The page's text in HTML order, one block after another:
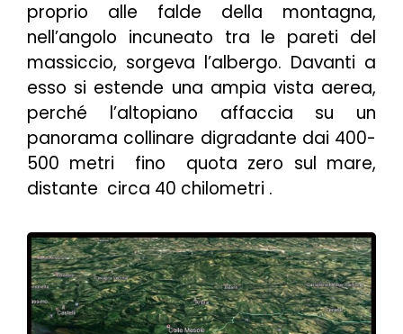
proprio alle falde della montagna,
nell’angolo incuneato tra le pareti del
massiccio, sorgeva l’albergo. Davanti a
esso si estende una ampia vista aerea,
perché l’altopiano affaccia su un
panorama collinare digradante dai 400-
500 metri fino quota zero sul mare,
distante circa 40 chilometri .